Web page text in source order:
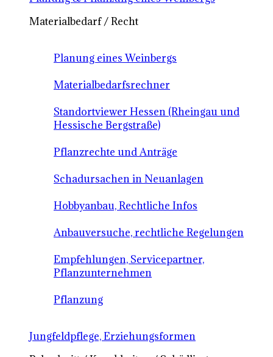
Materialbedarf / Recht
Planung eines Weinbergs
Materialbedarfsrechner
Standortviewer Hessen (Rheingau und
Hessische Bergstraße)
Pflanzrechte und Anträge
Schadursachen in Neuanlagen
Hobbyanbau, Rechtliche Infos
Anbauversuche, rechtliche Regelungen
Empfehlungen, Servicepartner,
Pflanzunternehmen
Pflanzung
Jungfeldpflege, Erziehungsformen